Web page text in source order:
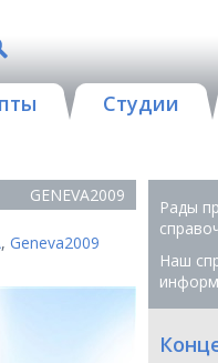
Студии
GENEVA2009
, Geneva2009
Рады
Наш